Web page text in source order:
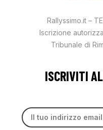
Rallyssimo.it –
Iscrizione
Tribunale di
ISCRIVITI